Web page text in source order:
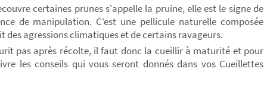
certaines prunes s'appelle la pruine, elle est le signe de
de manipulation. C’est une pellicule naturelle composée
des agressions climatiques et de certains ravageurs.
pas après récolte, il faut donc la cueillir à maturité et pour
les conseils qui vous seront donnés dans vos Cueillettes